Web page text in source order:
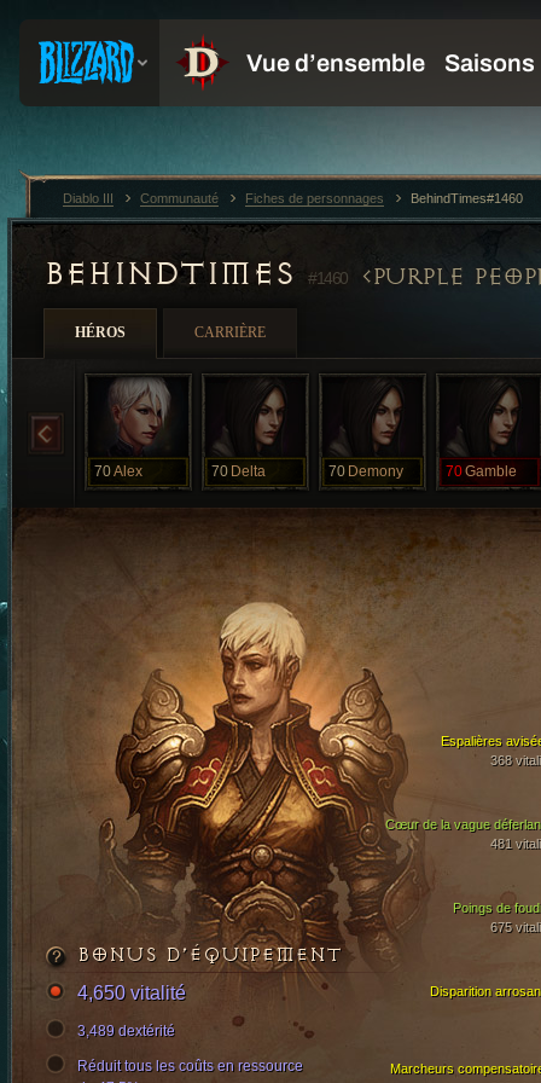
BEHINDTIMES #1460 PURPLE
HÉROS CARRIÈRE
70Alex 70 Delta 70 Demony 70Gamble
Cœur de la vague
481
Poings de
675
Espalières
368
Marcheurs
Disparition
BONUS D’ÉQUIPEMENT
4,650 vitalité
3,489 dextérité
Réduit tous les coûts en ressource
Diablo III Communauté Fiches de personnages BehindTimes#1460